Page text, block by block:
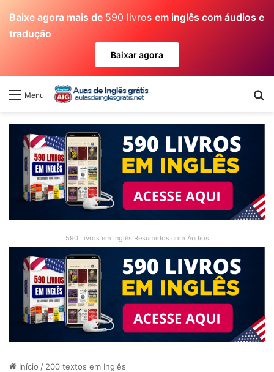
Baixe agora mais de 590 livros em inglês com áudios e
tradução
Baixar agora
Menu
590 Livros em Inglês Resumidos com Áudios
Início / 200 textos em Inglês